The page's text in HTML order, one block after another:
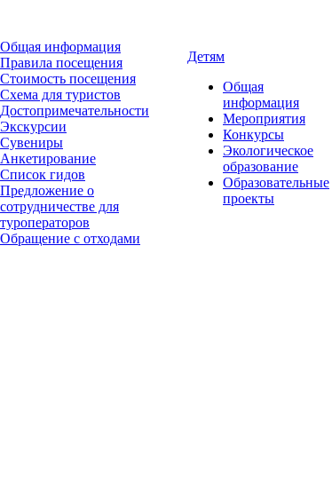
Общая информация
Правила посещения
Стоимость посещения
Схема для туристов
Достопримечательности
Экскурсии
Сувениры
Анкетирование
Список гидов
Предложение о
сотрудничестве для
туроператоров
Обращение с отходами
Детям
Общая
информация
Мероприятия
Конкурсы
Экологическое
образование
Образовательные
проекты